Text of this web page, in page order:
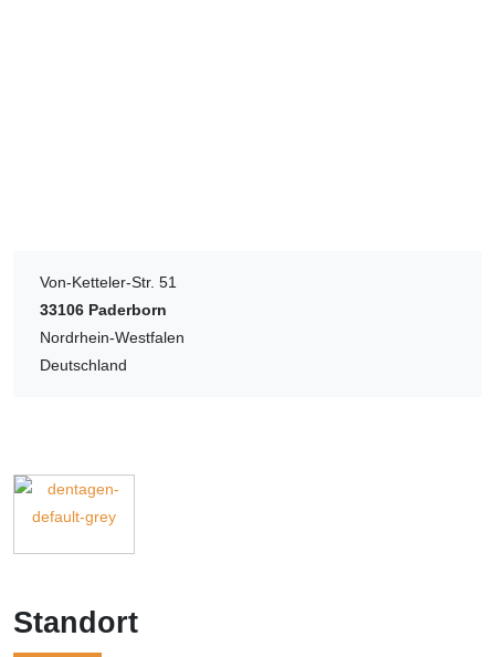
Von-Ketteler-Str. 51
33106 Paderborn
Nordrhein-Westfalen
Deutschland
Standort